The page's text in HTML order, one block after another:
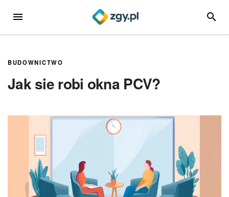
MENU
BUDOWNICTWO
Jak sie robi okna PCV?